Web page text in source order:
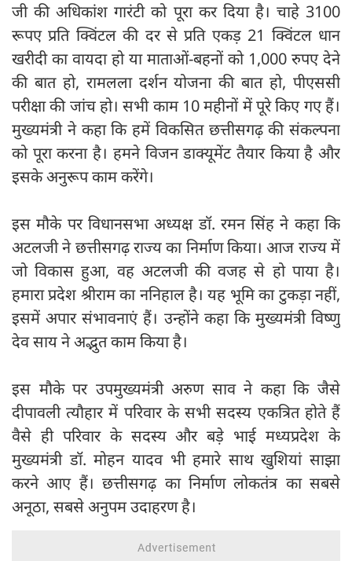
जी की अधिकांश गारंटी को पूरा कर दिया है। चाहे 3100
रूपए प्रति क्विंटल की दर से प्रति एकड़ 21 क्विंटल धान
खरीदी का वायदा हो या माताओं-बहनों को 1,000 रुपए देने
की बात हो, रामलला दर्शन योजना की बात हो, पीएससी
परीक्षा की जांच हो। सभी काम 10 महीनों में पूरे किए गए हैं।
मुख्यमंत्री ने कहा कि हमें विकसित छत्तीसगढ़ की संकल्पना
को पूरा करना है। हमने विजन डाक्यूमेंट तैयार किया है और
इसके अनुरूप काम करेंगे।
इस मौके पर विधानसभा अध्यक्ष डॉ. रमन सिंह ने कहा कि
अटलजी ने छत्तीसगढ़ राज्य का निर्माण किया। आज राज्य में
जो विकास हुआ, वह अटलजी की वजह से हो पाया है।
हमारा प्रदेश श्रीराम का ननिहाल है। यह भूमि का टुकड़ा नहीं,
इसमें अपार संभावनाएं हैं। उन्होंने कहा कि मुख्यमंत्री विष्णु
देव साय ने अद्भुत काम किया है।
इस मौके पर उपमुख्यमंत्री अरुण साव ने कहा कि जैसे
दीपावली त्यौहार में परिवार के सभी सदस्य एकत्रित होते हैं
वैसे ही परिवार के सदस्य और बड़े भाई मध्यप्रदेश के
मुख्यमंत्री डॉ. मोहन यादव भी हमारे साथ खुशियां साझा
करने आए हैं। छत्तीसगढ़ का निर्माण लोकतंत्र का सबसे
अनूठा, सबसे अनुपम उदाहरण है।